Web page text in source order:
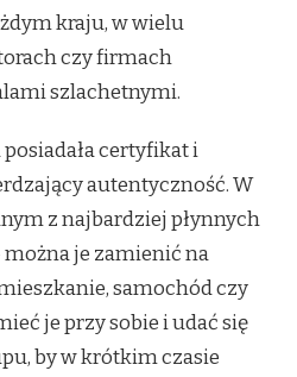
kraju, w wielu
czy firmach
szlachetnymi.
certyfikat i
autentyczność. W
z najbardziej płynnych
je zamienić na
samochód czy
je przy sobie i udać się
by w krótkim czasie